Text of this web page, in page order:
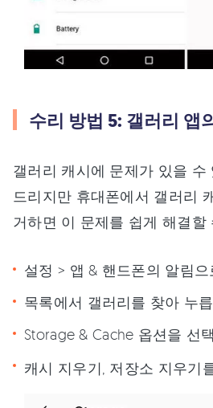
수리 방법 5: 갤러리 앱
갤러리 캐시에 문제가 있을 수
드리지만 휴대폰에서 갤러리
거하면 이 문제를 쉽게 해결할
설정 > 앱 & 핸드폰의 알림으
목록에서 갤러리를 찾아 누
Storage & Cache 옵션을 선
캐시 지우기, 저장소 지우기